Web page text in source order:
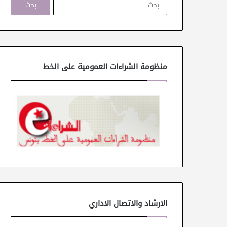
ح
ن
منظومة الشراءات العمومية على الخط
الارشاد والاتصال الاداري